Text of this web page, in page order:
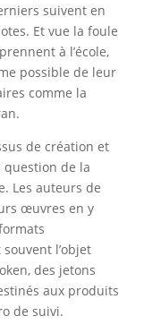
suivent en
Et vue la foule
à l’école,
possible de leur
comme la
de création et
de la
Les auteurs de
œuvres en y
l’objet
des jetons
aux produits
de suivi.